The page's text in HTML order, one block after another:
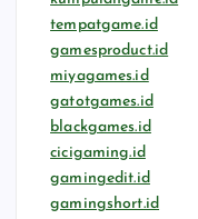
tempatgame.id
gamesproduct.id
miyagames.id
gatotgames.id
blackgames.id
cicigaming.id
gamingedit.id
gamingshort.id